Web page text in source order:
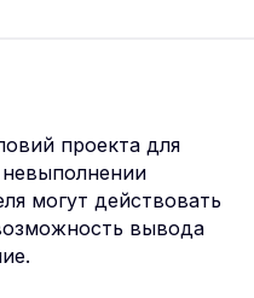
проекта для
могут действовать
вывода